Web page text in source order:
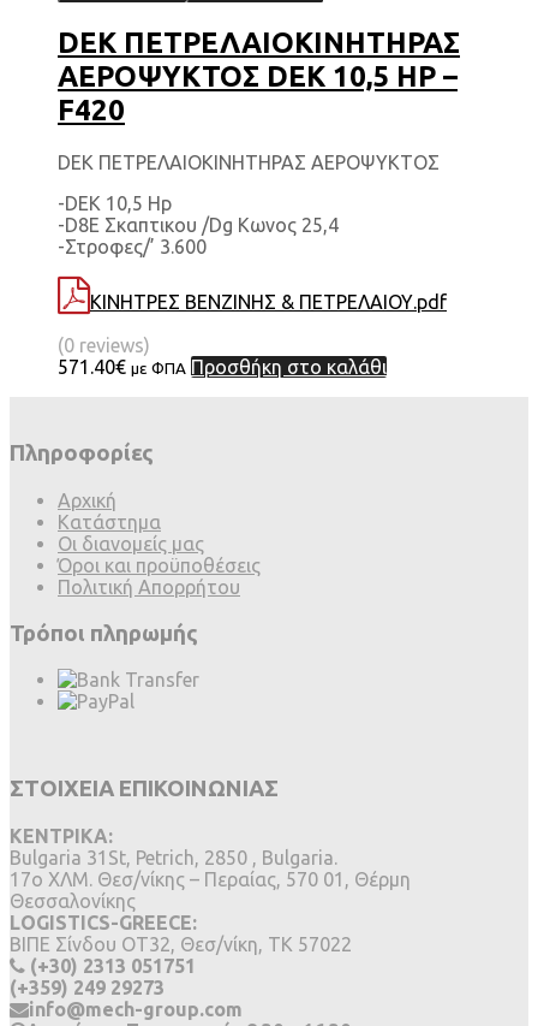
DEK ΠΕΤΡΕΛΑΙΟΚΙΝΗΤΗΡΑΣ
ΑΕΡΟΨΥΚΤΟΣ DEK 10,5 HP –
F420
DEK ΠΕΤΡΕΛΑΙΟΚΙΝΗΤΗΡΑΣ ΑΕΡΟΨΥΚΤΟΣ
-DEK 10,5 Hp
-D8E Σκαπτικου /Dg Κωνος 25,4
-Στροφες/’ 3.600
ΚΙΝΗΤΡΕΣ ΒΕΝΖΙΝΗΣ & ΠΕΤΡΕΛΑΙΟΥ.pdf
(0 reviews)
571.40€ με ΦΠΑ Προσθήκη στο καλάθι
Πληροφορίες
Αρχική
Κατάστημα
Οι διανομείς μας
Όροι και προϋποθέσεις
Πολιτική Απορρήτου
Τρόποι πληρωμής
ΣΤΟΙΧΕΙΑ ΕΠΙΚΟΙΝΩΝΙΑΣ
ΚΕΝΤΡΙΚΑ:
Bulgaria 31St, Petrich, 2850 , Bulgaria.
17ο ΧΛΜ. Θεσ/νίκης – Περαίας, 570 01, Θέρμη
Θεσσαλονίκης
LOGISTICS-GREECE:
BIΠΕ Σίνδου ΟΤ32, Θεσ/νίκη, ΤΚ 57022
(+30) 2313 051751
(+359) 249 29273
info@mech-group.com